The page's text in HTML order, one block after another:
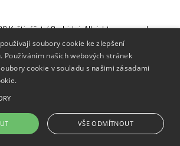
Květinářství Orchidej. All rights reserved.
Developed byAngrio
soubory cookie ke zlepšení
Používáním našich webových stránek
cookie v souladu s našimi zásadami
VŠE ODMÍTNOUT